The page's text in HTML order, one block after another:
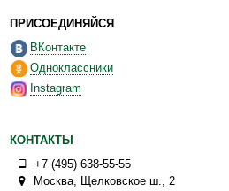
ПРИСОЕДИНЯЙСЯ
ВКонтакте
Одноклассники
Instagram
КОНТАКТЫ
+7 (495) 638-55-55
Москва Щелковское ш., 2